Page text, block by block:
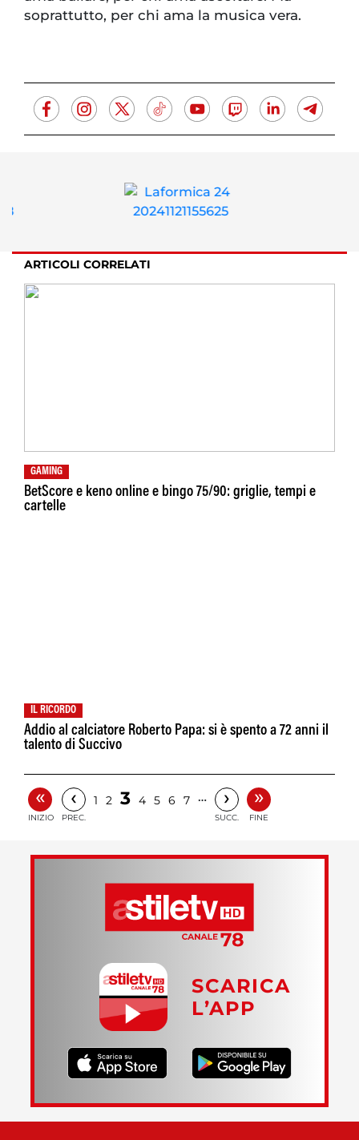
soprattutto, per chi ama la musica vera.
ARTICOLI CORRELATI
GAMING
BetScore e keno online e bingo 75/90: griglie, tempi e
cartelle
IL RICORDO
Addio al calciatore Roberto Papa: si è spento a 72 anni il
talento di Succivo
«
INIZIO
‹
PREC.
1 2 3 4 5 6 7 … ›
SUCC.
»
FINE
SCARICA
L’APP